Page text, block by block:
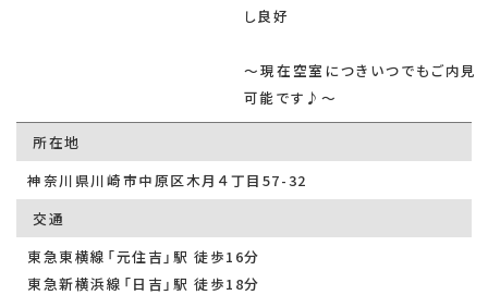
し良好
～現在空室につきいつでもご内見
可能です♪～
所在地
神奈川県川崎市中原区木月４丁目57-32
交通
東急東横線「元住吉」駅 徒歩16分
東急新横浜線「日吉」駅 徒歩18分